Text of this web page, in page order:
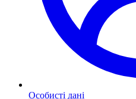
Особисті дані